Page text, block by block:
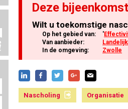
(in-company)
Deze
Wilt u toekomstige
Op het gebied van: '
Van aanbieder:
In de omgeving:
Zwolle
Nascholing Organisatie